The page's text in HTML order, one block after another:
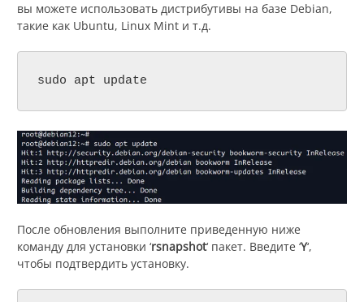
вы можете использовать дистрибутивы на базе Debian,
такие как Ubuntu, Linux Mint и т.д.
sudo apt update
После обновления выполните приведенную ниже
команду для установки ‘rsnapshot‘ пакет. Введите ‘Y‘,
чтобы подтвердить установку.